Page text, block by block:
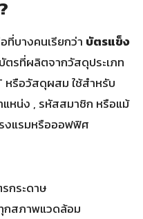
ที่บางคนเรียกว่า บัตรแข็ง
ตรที่ผลิตจากวัสดุประเภท
หรือวัสดุผสม ใช้สำหรับ
แหน่ง , รหัสสมาชิก หรือแม้
รงแรมหรือออฟฟิศ
กระดาษ
กสภาพแวดล้อม